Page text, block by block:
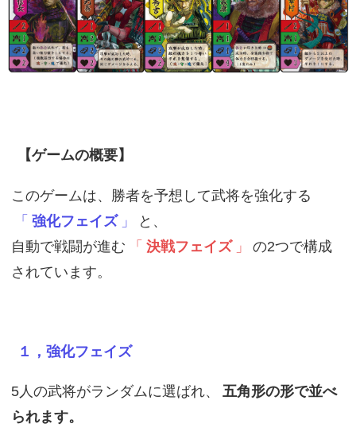
【ゲームの概要】
このゲームは、勝者を予想して武将を強化する
「 強化フェイズ 」
と、
自動で戦闘が進む
「 決戦フェイズ 」
の2つで構成
されています。
１，強化フェイズ
5人の武将がランダムに選ばれ、
五角形の形で並べ
られます。